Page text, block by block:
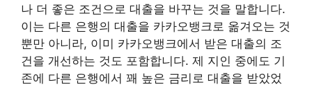
나 더 좋은 조건으로 대출을 바꾸는 것을 말합니다.
이는 다른 은행의 대출을 카카오뱅크로 옮겨오는 것
뿐만 아니라, 이미 카카오뱅크에서 받은 대출의 조
건을 개선하는 것도 포함합니다. 제 지인 중에도 기
존에 다른 은행에서 꽤 높은 금리로 대출을 받았었